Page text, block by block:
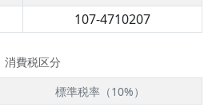
107-4710207
消費税区分
標準税率（10%）